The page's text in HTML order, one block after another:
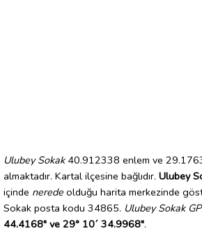
Ulubey Sokak40.912338 enlem ve
almaktadır. Kartal ilçesine bağlıdır. Ulubey
içinde nerede olduğu harita merkezinde
Sokak posta kodu 34865. Ulubey Sokak
44.4168" ve 29° 10´ 34.9968".